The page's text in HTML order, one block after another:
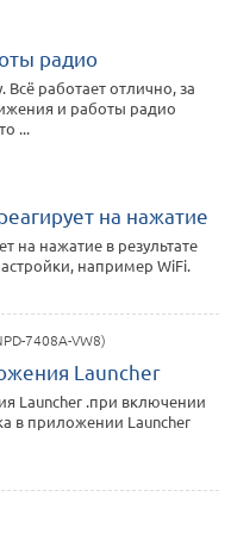
радио
работает отлично, за
и работы радио
...
на нажатие
на нажатие в результате
например WiFi.
7408A-VW8)
Launcher
Launcher .при включении
в приложении Launcher